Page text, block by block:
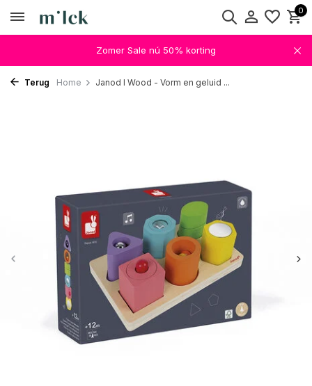
0
Zomer Sale nú 50% korting
Terug Home Janod I Wood - Vorm en geluid ...